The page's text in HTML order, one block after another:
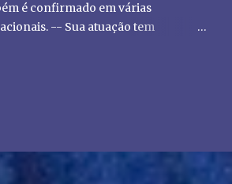
é confirmado em várias
-- Sua atuação tem
diretores e produtores fora do
para novas oportunidades no